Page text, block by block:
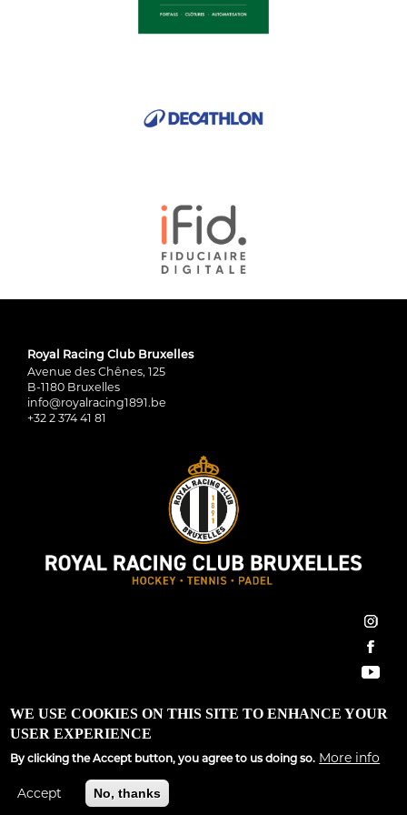
Royal Racing Club Bruxelles
Avenue des Chênes, 125
B-1180 Bruxelles
info@royalracing1891.be
+32 2 374 41 81
Royal Racing Club Bruxelles ©2022 All Rights Reserved
Conditions générales|
Site développé parSpargo Communications
WE USE COOKIES ON THIS SITE TO ENHANCE YOUR
USER EXPERIENCE
By clicking the Accept button, you agree to us doing so. More info
Accept No, thanks